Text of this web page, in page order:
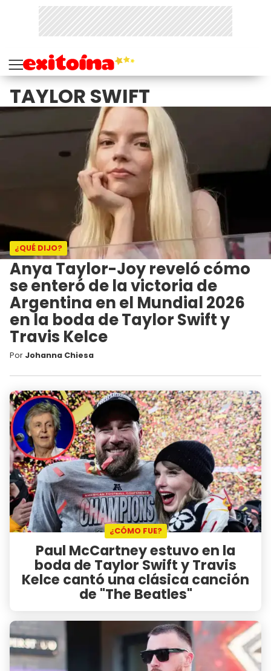
TAYLOR SWIFT
¿QUÉ DIJO?
Anya Taylor-Joy reveló cómo
se enteró de la victoria de
Argentina en el Mundial 2026
en la boda de Taylor Swift y
Travis Kelce
Por Johanna Chiesa
¿CÓMO FUE?
Paul McCartney estuvo en la
boda de Taylor Swift y Travis
Kelce cantó una clásica canción
de "The Beatles"